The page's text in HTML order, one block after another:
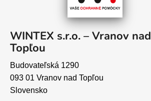
WINTEX s.r.o. – Vranov nad
Topľou
Budovateľská 1290
093 01 Vranov nad Topľou
Slovensko